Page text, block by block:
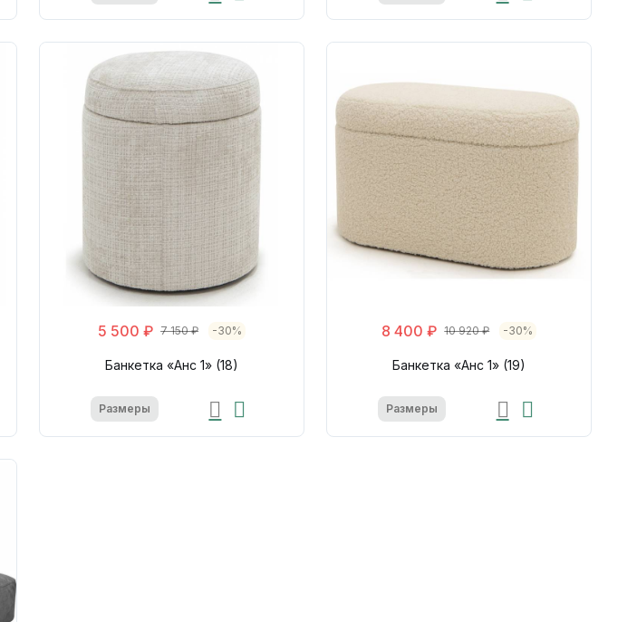
5 500 ₽ 7 150 ₽ -30%
Банкетка «Анс 1» (18)
Размеры
8 400 ₽ 10 920 ₽ -30%
Банкетка «Анс 1» (19)
Размеры